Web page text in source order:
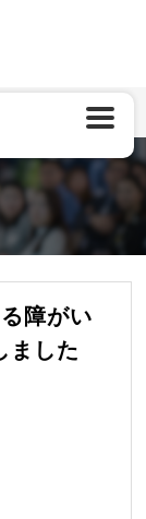
ました
障がい
ました